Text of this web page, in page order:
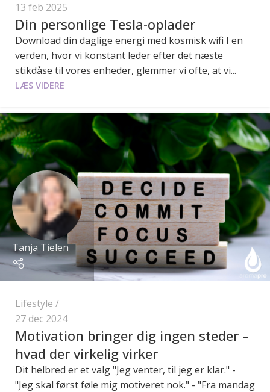
13 feb 2025
Din personlige Tesla-oplader
Download din daglige energi med kosmisk wifi I en
verden, hvor vi konstant leder efter det næste
stikdåse til vores enheder, glemmer vi ofte, at vi...
LÆS VIDERE
Tanja Tielen
Lifestyle
27 dec 2024
Motivation bringer dig ingen steder –
hvad der virkelig virker
Dit helbred er et valg "Jeg venter, til jeg er klar." -
"Jeg skal først føle mig motiveret nok." - "Fra mandag